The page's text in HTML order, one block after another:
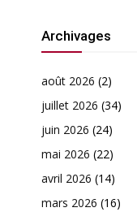
Archivages
août 2026 (2)
juillet 2026 (34)
juin 2026 (24)
mai 2026 (22)
avril 2026 (14)
mars 2026 (16)